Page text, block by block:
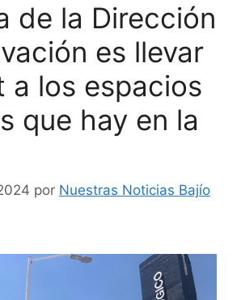
de la Dirección
es llevar
a los espacios
que hay en la
por Nuestras Noticias Bajío